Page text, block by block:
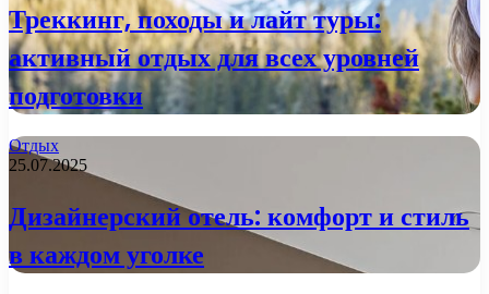
Треккинг, походы и лайт туры:
активный отдых для всех уровней
подготовки
Отдых
25.07.2025
Дизайнерский отель: комфорт и стиль
в каждом уголке